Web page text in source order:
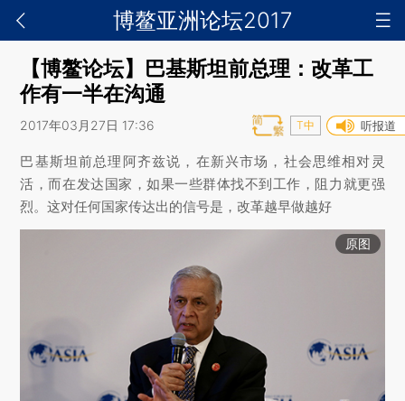
博鳌亚洲论坛2017
【博鳌论坛】巴基斯坦前总理：改革工
作有一半在沟通
2017年03月27日 17:36 听报道
T中
巴基斯坦前总理阿齐兹说，在新兴市场，社会思维相对灵
活，而在发达国家，如果一些群体找不到工作，阻力就更强
烈。这对任何国家传达出的信号是，改革越早做越好
原图